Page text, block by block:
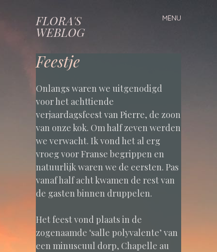
FLORA'S
WEBLOG
MENU
Spring
naar
Feestje
Onlangs waren we uitgenodigd
voor het achttiende
verjaardagsfeest van Pierre, de zoon
van onze kok. Om half zeven werden
we verwacht. Ik vond het al erg
vroeg voor Franse begrippen en
natuurlijk waren we de eersten. Pas
vanaf half acht kwamen de rest van
de gasten binnen druppelen.
Het feest vond plaats in de
zogenaamde ‘salle polyvalente’ van
een minuscuul dorp, Chapelle au